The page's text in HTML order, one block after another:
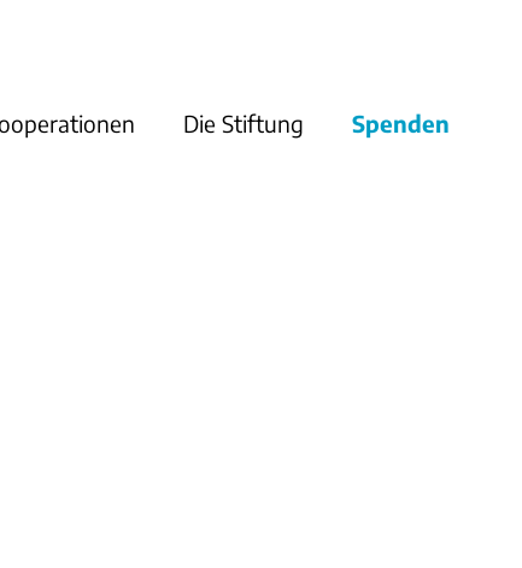
Die Stiftung Spenden